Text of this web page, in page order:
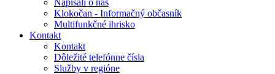
Napísali o nás
Klokočan - Informačný občasník
Multifunkčné ihrisko
Kontakt
Kontakt
Dôležité telefónne čísla
Služby v regióne